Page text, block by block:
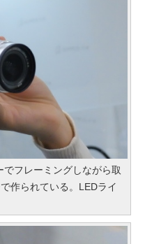
フレーミングしながら取
作られている。LEDライ